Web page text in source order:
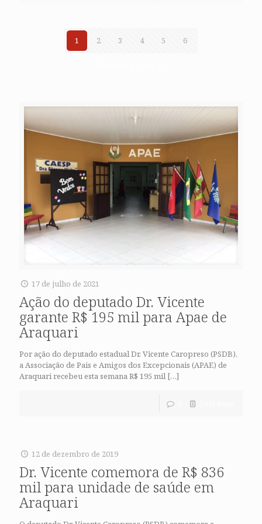
1 2 3 4 5 6
17 de julho de 2021
Ação do deputado Dr. Vicente
garante R$ 195 mil para Apae de
Araquari
Por ação do deputado estadual Dr. Vicente Caropreso (PSDB),
a Associação de Pais e Amigos dos Excepcionais (APAE) de
Araquari recebeu esta semana R$ 195 mil[…]
12 de dezembro de 2019
Dr. Vicente comemora de R$ 836
mil para unidade de saúde em
Araquari